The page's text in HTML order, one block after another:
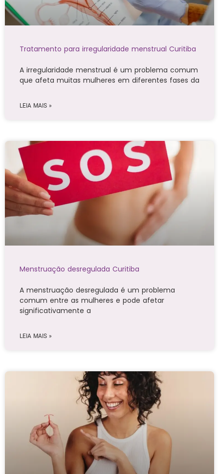
Tratamento para irregularidade menstrual Curitiba
A irregularidade menstrual é um problema comum
que afeta muitas mulheres em diferentes fases da
LEIA MAIS »
Menstruação desregulada Curitiba
A menstruação desregulada é um problema
comum entre as mulheres e pode afetar
significativamente a
LEIA MAIS »